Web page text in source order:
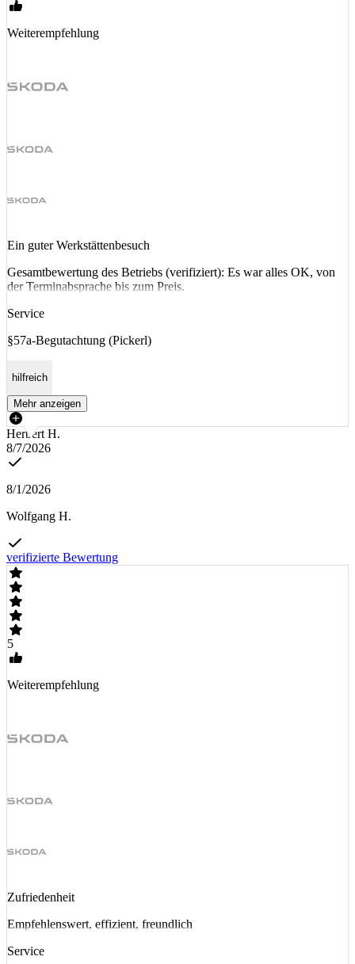
Weiterempfehlung
Ein guter Werkstättenbesuch
Gesamtbewertung des Betriebs (verifiziert): Es war alles OK, von
der Terminabsprache bis zum Preis.
Service
§57a-Begutachtung (Pickerl)
hilfreich
Mehr anzeigen
Herbert H.
8/7/2026
8/1/2026
Wolfgang H.
verifizierte Bewertung
5
Weiterempfehlung
Zufriedenheit
Empfehlenswert, effizient, freundlich
Service